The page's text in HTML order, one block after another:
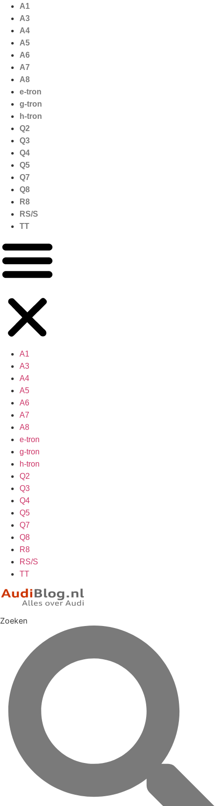
naar
inhoud
A1
A3
A4
A5
A6
A7
A8
e-tron
g-tron
h-tron
Q2
Q3
Q4
Q5
Q7
Q8
R8
RS/S
TT
A1
A3
A4
A5
A6
A7
A8
e-tron
g-tron
h-tron
Q2
Q3
Q4
Q5
Q7
Q8
R8
RS/S
TT
Zoeken